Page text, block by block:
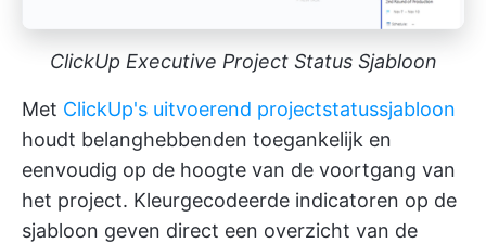
ClickUp Executive Project Status Sjabloon
Met ClickUp's uitvoerend projectstatussjabloon
houdt belanghebbenden toegankelijk en
eenvoudig op de hoogte van de voortgang van
het project. Kleurgecodeerde indicatoren op de
sjabloon geven direct een overzicht van de